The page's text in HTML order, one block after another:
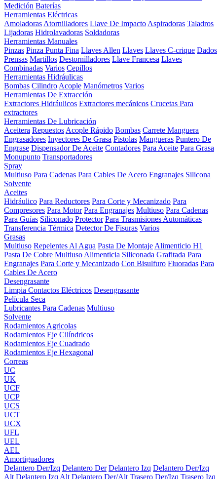
Medición Baterías
Herramientas Eléctricas
Amoladoras Atornilladores Llave De Impacto Aspiradoras Taladros
Lijadoras Hidrolavadoras Soldadoras
Herramientas Manuales
Pinzas Pinza Punta Fina Llaves Allen Llaves Llaves C-crique Dados
Prensas Martillos Destornilladores Llave Francesa Llaves
Combinadas Varios Cepillos
Herramientas Hidráulicas
Bombas Cilindro Acople Manómetros Varios
Herramientas De Extracción
Extractores Hidráulicos Extractores mecánicos Crucetas Para
extractores
Herramientas De Lubricación
Aceitera Repuestos Acople Rápido Bombas Carrete Manguera
Engrasadores Inyectores De Grasa Pistolas Mangueras Puntero De
Engrase Dispensador De Aceite Contadores Para Aceite Para Grasa
Monupunto Transportadores
Spray
Multiuso Para Cadenas Para Cables De Acero Engranajes Silicona
Solvente
Aceites
Hidráulico Para Reductores Para Corte y Mecanizado Para
Compresores Para Motor Para Engranajes Multiuso Para Cadenas
Para Guías Siliconado Protector Para Trasmisiones Automáticas
Transferencia Térmica Detector De Fisuras Varios
Grasas
Multiuso Repelentes Al Agua Pasta De Montaje Alimenticio H1
Pasta De Cobre Multiuso Alimenticia Siliconada Grafitada Para
Engranajes Para Corte y Mecanizado Con Bisulfuro Fluoradas Para
Cables De Acero
Desengrasante
Limpia Contactos Eléctricos Desengrasante
Película Seca
Lubricantes Para Cadenas Multiuso
Solvente
Rodamientos Agricolas
Rodamientos Eje Cilíndricos
Rodamientos Eje Cuadrado
Rodamientos Eje Hexagonal
Correas
UC
UK
UCF
UCP
UCS
UCT
UCX
UFL
UEL
AEL
Amortiguadores
Delantero Der/Izq Delantero Der Delantero Izq Delantero Der/Izq
Alt Delantero Izq Alt Delantero Der/Alt Trasero Der/Izq Trasero Izq